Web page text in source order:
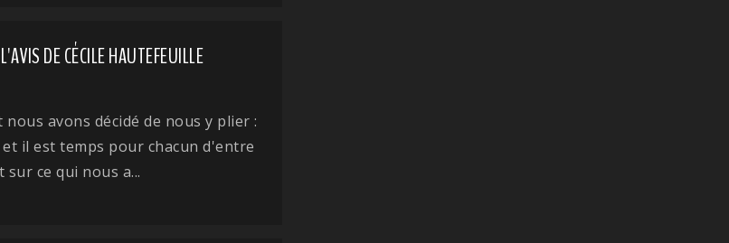
DE CÉCILE HAUTEFEUILLE
avons décidé de nous y plier :
il est temps pour chacun d'entre
ce qui nous a...